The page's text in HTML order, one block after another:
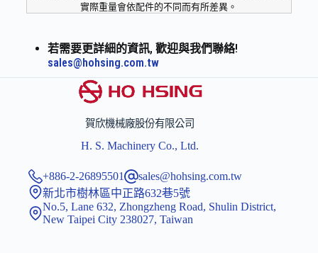
實際重量會依配件的不同而有所差異。
若需要更詳細的資訊, 歡迎與我們聯絡!
sales@hohsing.com.tw
賀欣機械廠股份有限公司
H. S. Machinery Co., Ltd.
+886-2-26895501
sales@hohsing.com.tw
新北市樹林區中正路632巷5號
No.5, Lane 632, Zhongzheng Road, Shulin District,
New Taipei City 238027, Taiwan